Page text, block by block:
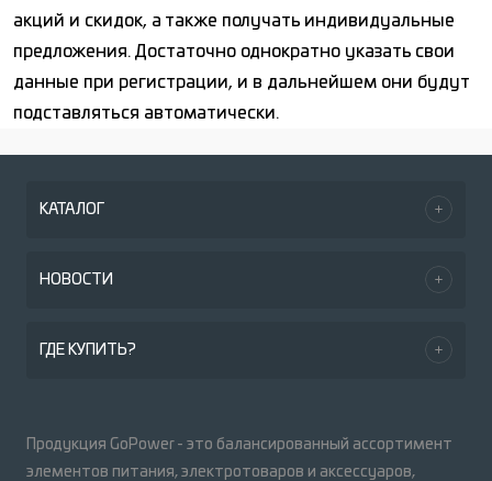
акций и скидок, а также получать индивидуальные
предложения. Достаточно однократно указать свои
данные при регистрации, и в дальнейшем они будут
подставляться автоматически.
КАТАЛОГ
НОВОСТИ
ГДЕ КУПИТЬ?
Продукция GoPower - это балансированный ассортимент
элементов питания, электротоваров и аксессуаров,